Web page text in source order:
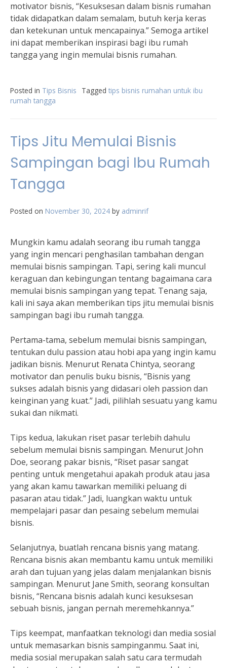
motivator bisnis, “Kesuksesan dalam bisnis rumahan
tidak didapatkan dalam semalam, butuh kerja keras
dan ketekunan untuk mencapainya.” Semoga artikel
ini dapat memberikan inspirasi bagi ibu rumah
tangga yang ingin memulai bisnis rumahan.
Posted in Tips Bisnis Tagged tips bisnis rumahan untuk ibu
rumah tangga
Tips Jitu Memulai Bisnis
Sampingan bagi Ibu Rumah
Tangga
Posted on November 30, 2024 by adminrif
Mungkin kamu adalah seorang ibu rumah tangga
yang ingin mencari penghasilan tambahan dengan
memulai bisnis sampingan. Tapi, sering kali muncul
keraguan dan kebingungan tentang bagaimana cara
memulai bisnis sampingan yang tepat. Tenang saja,
kali ini saya akan memberikan tips jitu memulai bisnis
sampingan bagi ibu rumah tangga.
Pertama-tama, sebelum memulai bisnis sampingan,
tentukan dulu passion atau hobi apa yang ingin kamu
jadikan bisnis. Menurut Renata Chintya, seorang
motivator dan penulis buku bisnis, “Bisnis yang
sukses adalah bisnis yang didasari oleh passion dan
keinginan yang kuat.” Jadi, pilihlah sesuatu yang kamu
sukai dan nikmati.
Tips kedua, lakukan riset pasar terlebih dahulu
sebelum memulai bisnis sampingan. Menurut John
Doe, seorang pakar bisnis, “Riset pasar sangat
penting untuk mengetahui apakah produk atau jasa
yang akan kamu tawarkan memiliki peluang di
pasaran atau tidak.” Jadi, luangkan waktu untuk
mempelajari pasar dan pesaing sebelum memulai
bisnis.
Selanjutnya, buatlah rencana bisnis yang matang.
Rencana bisnis akan membantu kamu untuk memiliki
arah dan tujuan yang jelas dalam menjalankan bisnis
sampingan. Menurut Jane Smith, seorang konsultan
bisnis, “Rencana bisnis adalah kunci kesuksesan
sebuah bisnis, jangan pernah meremehkannya.”
Tips keempat, manfaatkan teknologi dan media sosial
untuk memasarkan bisnis sampinganmu. Saat ini,
media sosial merupakan salah satu cara termudah